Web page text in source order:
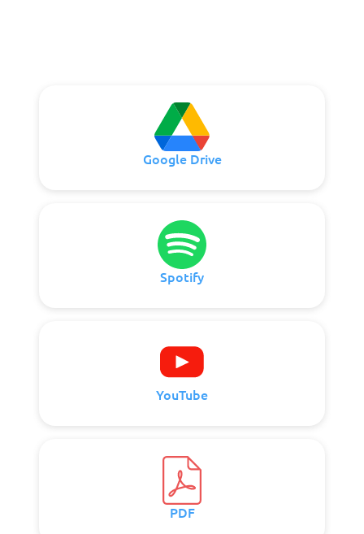
Google Drive
Spotify
YouTube
PDF